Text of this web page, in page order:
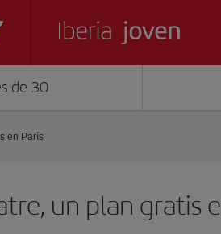
de 30
en París
un plan gratis